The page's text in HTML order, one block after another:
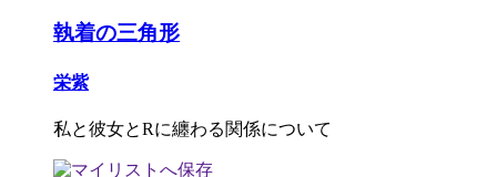
執着の三角形
栄紫
私と彼女とRに纏わる関係について